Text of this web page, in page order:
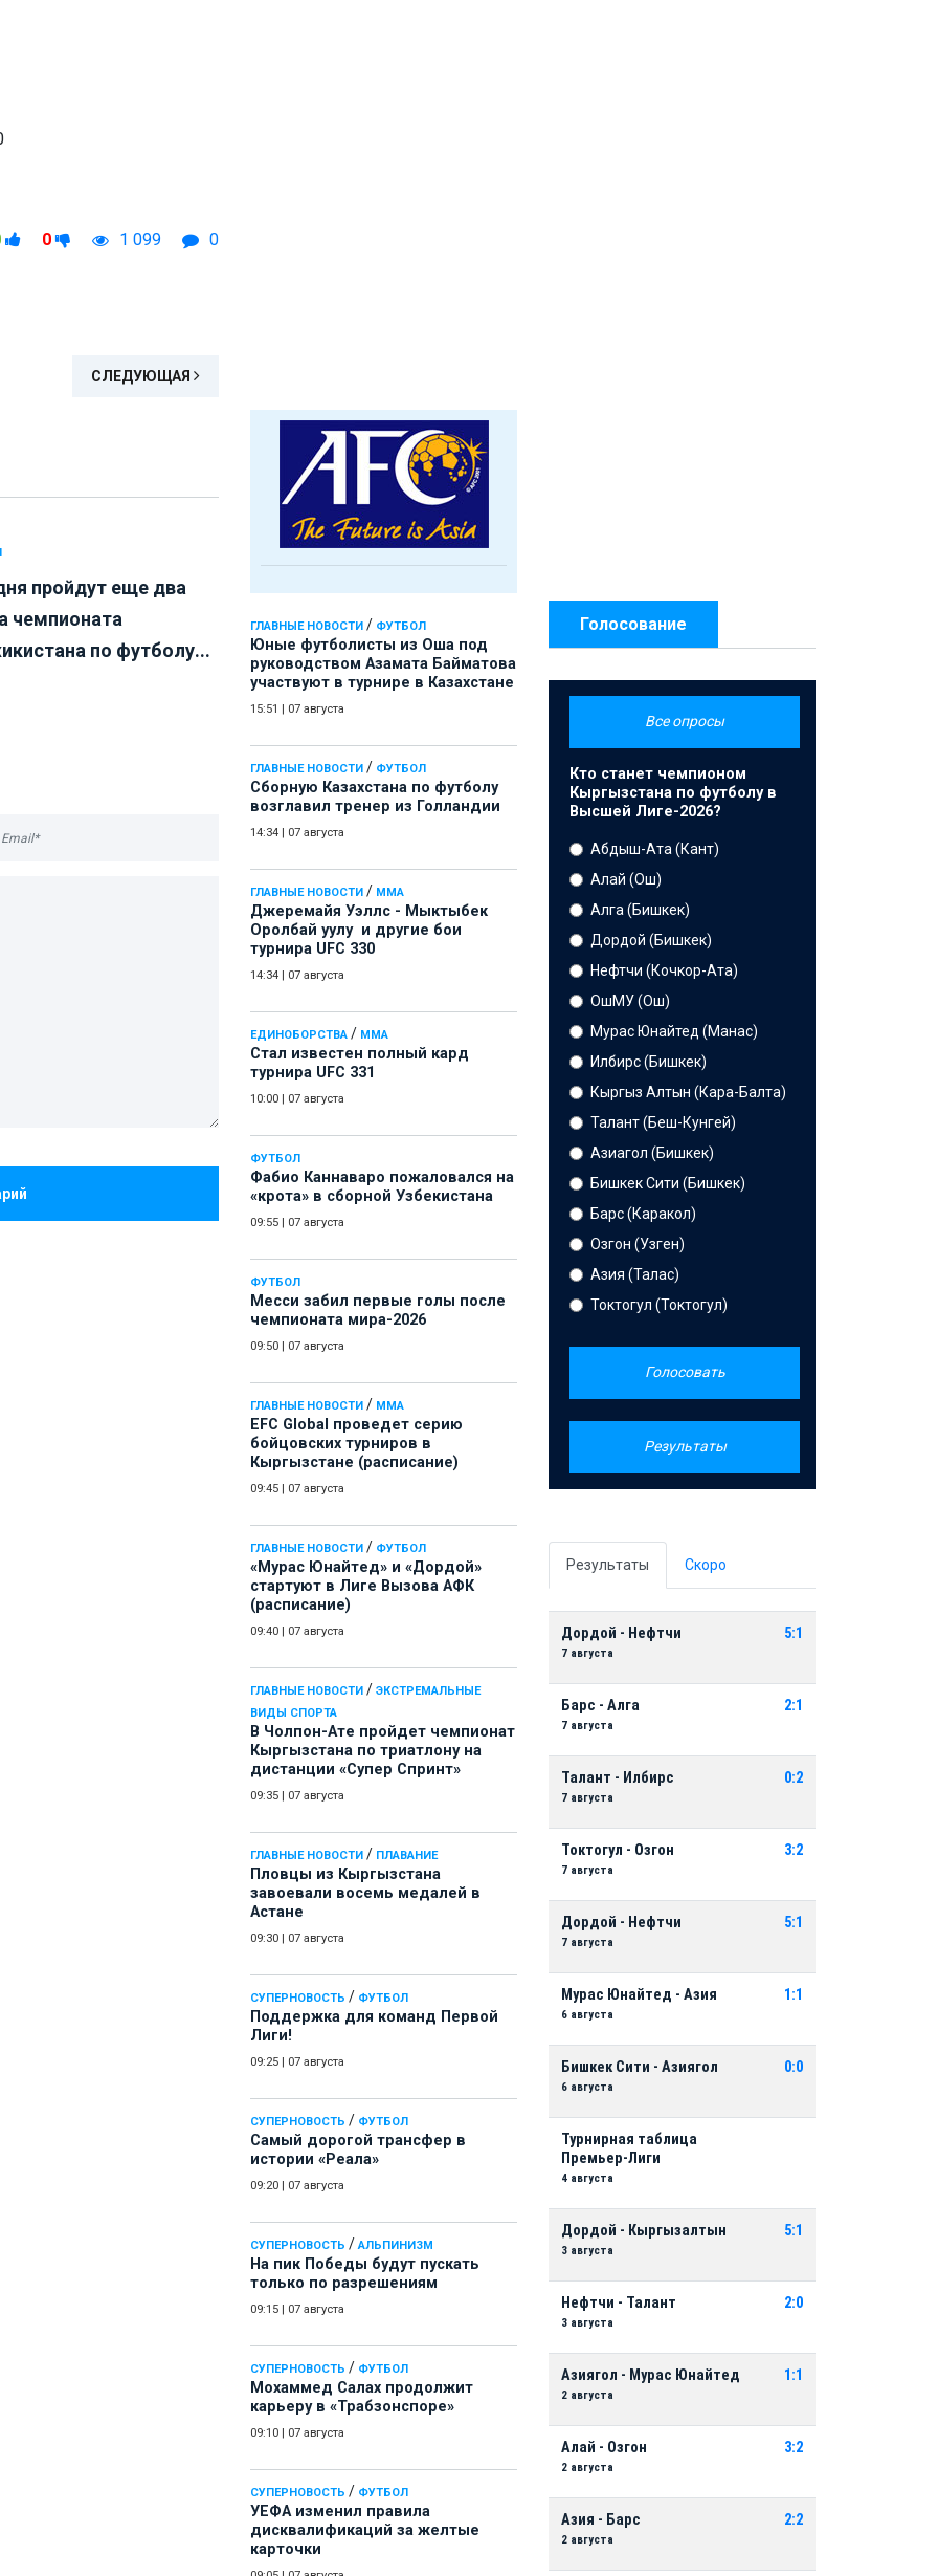
ГЛАВНЫЕ НОВОСТИ / ФУТБОЛ
Юные футболисты из Оша под
руководством Азамата Байматова
участвуют в турнире в Казахстане
15:51 07 августа
ГЛАВНЫЕ НОВОСТИ / ФУТБОЛ
Сборную Казахстана по футболу
возглавил тренер из Голландии
14:34 07 августа
ГЛАВНЫЕ НОВОСТИ / ММА
Джеремайя Уэллс - Мыктыбек
Оролбай уулу и другие бои
турнира UFC 330
14:34 07 августа
ЕДИНОБОРСТВА / ММА
Стал известен полный кард
турнира UFC 331
10:00 07 августа
ФУТБОЛ
Фабио Каннаваро пожаловался на
«крота» в сборной Узбекистана
09:55 07 августа
ФУТБОЛ
Месси забил первые голы после
чемпионата мира-2026
09:50 07 августа
ГЛАВНЫЕ НОВОСТИ / ММА
EFC Global проведет серию
бойцовских турниров в
Кыргызстане (расписание)
09:45 07 августа
ГЛАВНЫЕ НОВОСТИ / ФУТБОЛ
«Мурас Юнайтед» и «Дордой»
стартуют в Лиге Вызова АФК
(расписание)
09:40 07 августа
ГЛАВНЫЕ НОВОСТИ / ЭКСТРЕМАЛЬНЫЕ
ВИДЫ СПОРТА
В Чолпон-Ате пройдет чемпионат
Кыргызстана по триатлону на
дистанции «Супер Спринт»
09:35 07 августа
ГЛАВНЫЕ НОВОСТИ / ПЛАВАНИЕ
Пловцы из Кыргызстана
завоевали восемь медалей в
Астане
09:30 07 августа
СУПЕРНОВОСТЬ / ФУТБОЛ
Поддержка для команд Первой
Лиги!
09:25 07 августа
СУПЕРНОВОСТЬ / ФУТБОЛ
Самый дорогой трансфер в
истории «Реала»
09:20 07 августа
СУПЕРНОВОСТЬ / АЛЬПИНИЗМ
На пик Победы будут пускать
только по разрешениям
09:15 07 августа
СУПЕРНОВОСТЬ / ФУТБОЛ
Мохаммед Салах продолжит
карьеру в «Трабзонспоре»
09:10 07 августа
СУПЕРНОВОСТЬ / ФУТБОЛ
УЕФА изменил правила
дисквалификаций за желтые
карточки
0 1 099 0
СЛЕДУЮЩАЯ
пройдут еще два
чемпионата
по футболу...
Голосование
Все опросы
Кто станет чемпионом
Кыргызстана по футболу в
Высшей Лиге-2026?
Абдыш-Ата (Кант)
Алай (Ош)
Алга (Бишкек)
Дордой (Бишкек)
Нефтчи (Кочкор-Ата)
ОшМУ (Ош)
Мурас Юнайтед (Манас)
Илбирс (Бишкек)
Кыргыз Алтын (Кара-Балта)
Талант (Беш-Кунгей)
Азиагол (Бишкек)
Бишкек Сити (Бишкек)
Барс (Каракол)
Озгон (Узген)
Азия (Талас)
Токтогул (Токтогул)
Голосовать
Результаты
Результаты Скоро
Дордой - Нефтчи
7 августа
5:1
Барс - Алга
7 августа
2:1
Талант - Илбирс
7 августа
0:2
Токтогул - Озгон
7 августа
3:2
Дордой - Нефтчи
7 августа
5:1
Мурас Юнайтед - Азия
6 августа
1:1
Бишкек Сити - Азиягол
6 августа
0:0
Турнирная таблица
Премьер-Лиги
4 августа
Дордой - Кыргызалтын
3 августа
5:1
Нефтчи - Талант
3 августа
2:0
Азиягол - Мурас Юнайтед
2 августа
1:1
Алай - Озгон
2 августа
3:2
Азия - Барс
2 августа
2:2